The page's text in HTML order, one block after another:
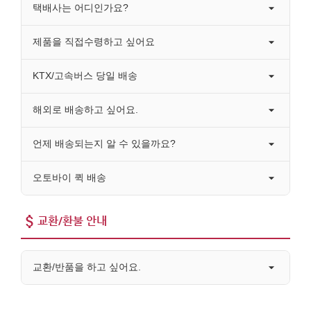
택배사는 어디인가요?
제품을 직접수령하고 싶어요
KTX/고속버스 당일 배송
해외로 배송하고 싶어요.
언제 배송되는지 알 수 있을까요?
오토바이 퀵 배송
교환/환불 안내
교환/반품을 하고 싶어요.